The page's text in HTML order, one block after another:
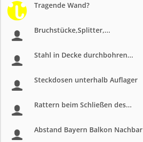
Tragende Wand?
Bruchstücke,Splitter,...
Stahl in Decke durchbohren...
Steckdosen unterhalb Auflager
Rattern beim Schließen des...
Abstand Bayern Balkon Nachbar